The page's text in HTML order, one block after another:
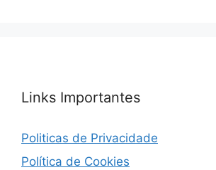
Links Importantes
Politicas de Privacidade
Política de Cookies